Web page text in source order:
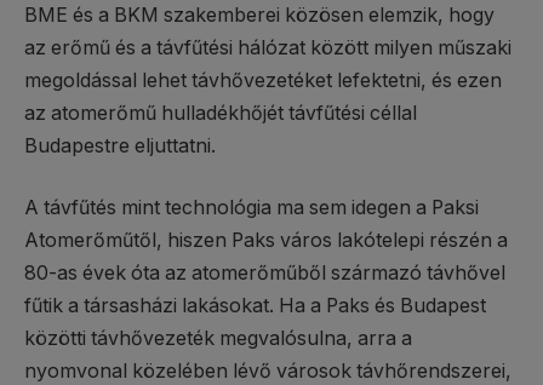
BME és a BKM szakemberei közösen elemzik, hogy
az erőmű és a távfűtési hálózat között milyen műszaki
megoldással lehet távhővezetéket lefektetni, és ezen
az atomerőmű hulladékhőjét távfűtési céllal
Budapestre eljuttatni.
A távfűtés mint technológia ma sem idegen a Paksi
Atomerőműtől, hiszen Paks város lakótelepi részén a
80-as évek óta az atomerőműből származó távhővel
fűtik a társasházi lakásokat. Ha a Paks és Budapest
közötti távhővezeték megvalósulna, arra a
nyomvonal közelében lévő városok távhőrendszerei,